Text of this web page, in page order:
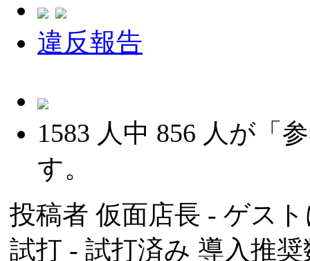
違反報告
1583 人中 856 人が「
す。
投稿者 仮面店長 - ゲス
試打 - 試打済み 導入推